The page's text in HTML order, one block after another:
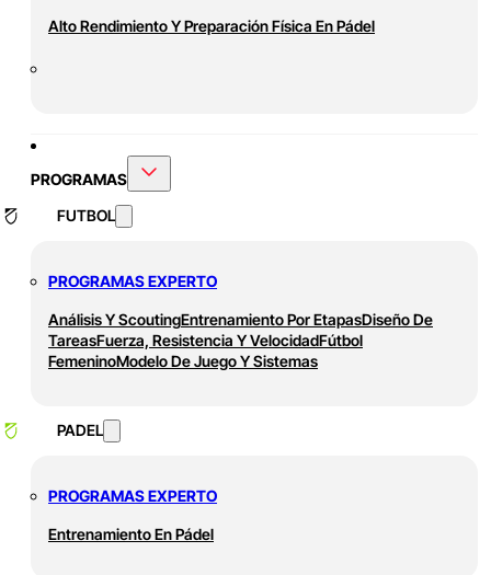
Alto Rendimiento Y Preparación Física En Pádel
PROGRAMAS
FUTBOL
PROGRAMAS EXPERTO
Análisis Y ScoutingEntrenamiento Por EtapasDiseño De
TareasFuerza, Resistencia Y VelocidadFútbol
FemeninoModelo De Juego Y Sistemas
PADEL
PROGRAMAS EXPERTO
Entrenamiento En Pádel